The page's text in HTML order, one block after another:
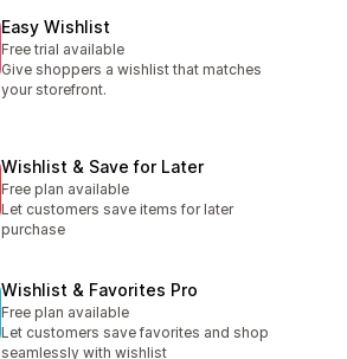
Easy Wishlist
Free trial available
Give shoppers a wishlist that matches
your storefront.
Wishlist & Save for Later
Free plan available
Let customers save items for later
purchase
Wishlist & Favorites Pro
Free plan available
Let customers save favorites and shop
seamlessly with wishlist